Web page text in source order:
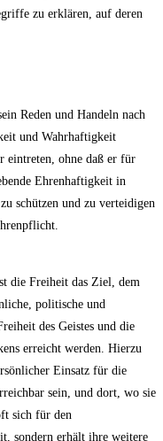
zu erklären, auf deren
Reden und Handeln nach
und Wahrhaftigkeit
eintreten, ohne daß er für
Ehrenhaftigkeit in
schützen und zu verteidigen
die Freiheit das Ziel, dem
politische und
des Geistes und die
erreicht werden. Hierzu
Einsatz für die
sein, und dort, wo sie
sich für den
sondern erhält ihre weitere